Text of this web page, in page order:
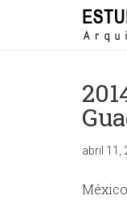
abril 11,
México